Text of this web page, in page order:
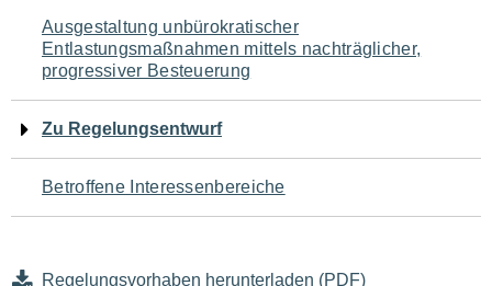
Navigation
für
den
Seiteninhalt
Ausgestaltung unbürokratischer
Entlastungsmaßnahmen mittels nachträglicher,
progressiver Besteuerung
Zu Regelungsentwurf
Betroffene Interessenbereiche
Regelungsvorhaben herunterladen (PDF)